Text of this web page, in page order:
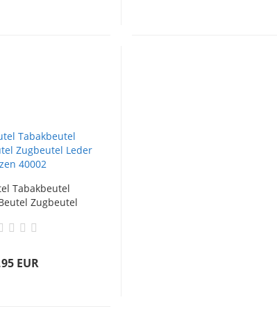
Tabakbeutel
Zugbeutel
EUR